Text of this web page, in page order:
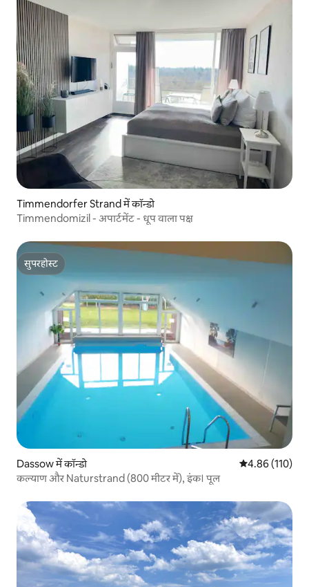
Timmendorfer Strand में कॉन्डो
Timmendomizil - अपार्टमेंट - धूप वाला पक्ष
सुपरहोस्ट
सुपरहोस्ट
Dassow में कॉन्डो औसत रेटिंग 5 में से
4.86 (110)
कल्याण और Naturstrand (800 मीटर में), इंक। पूल